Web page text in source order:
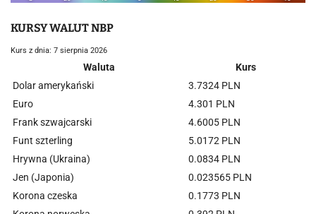
KURSY WALUT NBP
Kurs z dnia: 7 sierpnia 2026
Waluta
Kurs
Dolar amerykański
3.7324 PLN
Euro
4.301 PLN
Frank szwajcarski
4.6005 PLN
Funt szterling
5.0172 PLN
Hrywna (Ukraina)
0.0834 PLN
Jen (Japonia)
0.023565 PLN
Korona czeska
0.1773 PLN